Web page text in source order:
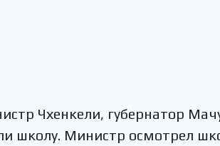
Чхенкели, губернатор
школу. Министр осмотрел